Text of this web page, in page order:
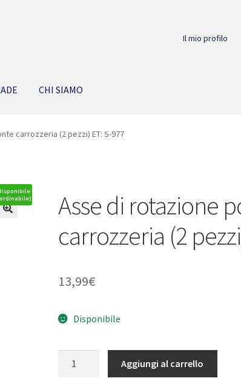
Il mio profilo
CHI SIAMO
carrozzeria (2 pezzi) ET: S-977
Asse di rotazione
carrozzeria (2
13,99€
Disponibile
Aggiungi al carrello